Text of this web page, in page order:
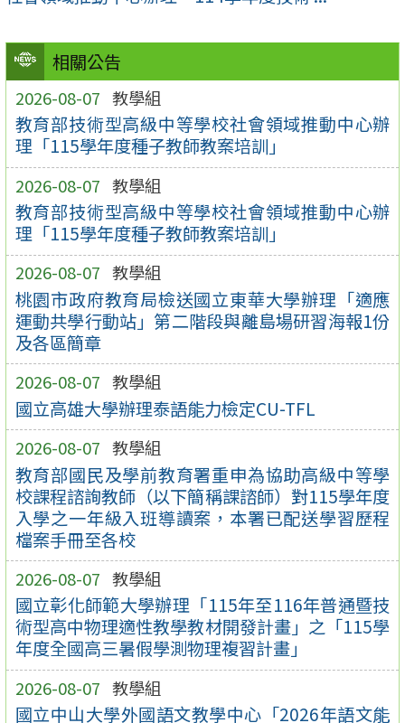
相關公告
2026-08-07 教學組
教育部技術型高級中等學校社會領域推動中心辦
理「115學年度種子教師教案培訓」
2026-08-07 教學組
教育部技術型高級中等學校社會領域推動中心辦
理「115學年度種子教師教案培訓」
2026-08-07 教學組
桃園市政府教育局檢送國立東華大學辦理「適應
運動共學行動站」第二階段與離島場研習海報1份
及各區簡章
2026-08-07 教學組
國立高雄大學辦理泰語能力檢定CU-TFL
2026-08-07 教學組
教育部國民及學前教育署重申為協助高級中等學
校課程諮詢教師（以下簡稱課諮師）對115學年度
入學之一年級入班導讀案，本署已配送學習歷程
檔案手冊至各校
2026-08-07 教學組
國立彰化師範大學辦理「115年至116年普通暨技
術型高中物理適性教學教材開發計畫」之「115學
年度全國高三暑假學測物理複習計畫」
2026-08-07 教學組
國立中山大學外國語文教學中心「2026年語文能